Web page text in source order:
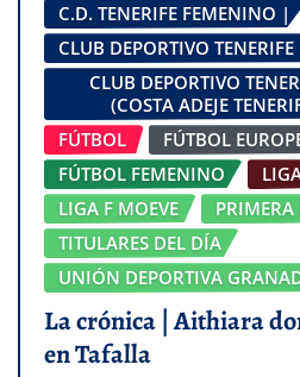
C.D. TENERIFE FEMENINO |
CLUB DEPORTIVO
CLUB DEPORTIVO
(COSTA ADEJE
FÚTBOL
FÚTBOL
FÚTBOL FEMENINO
LIGA F MOEVE
TITULARES DEL DÍA
UNIÓN DEPORTIVA
La crónica | Aithiara
en Tafalla